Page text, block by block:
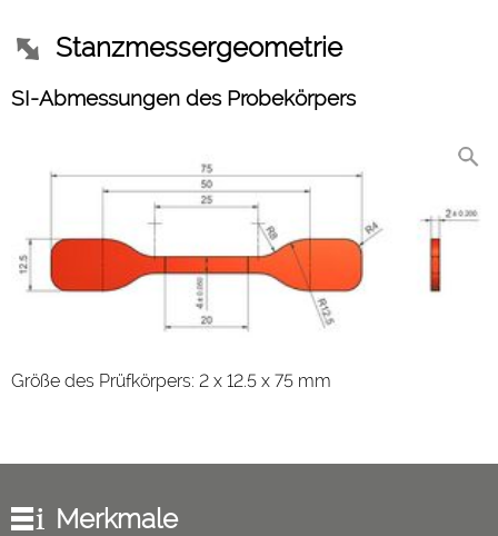
Stanzmessergeometrie
SI-Abmessungen des Probekörpers
Größe des Prüfkörpers: 2 x 12.5 x 75 mm
Merkmale